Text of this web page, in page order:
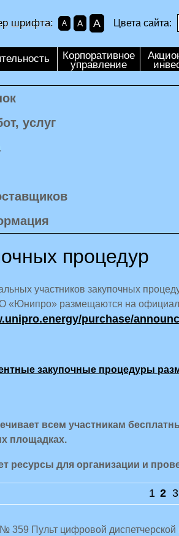
шрифта: A A A Цвета сайта:
Корпоративное
управление
услуг
процедур
участников закупочных
«Юнипро» размещаются на
purchase/
закупочные процедуры
всем участникам
площадках.
ресурсы для организации и
1 2 3
359 Пульт цифровой